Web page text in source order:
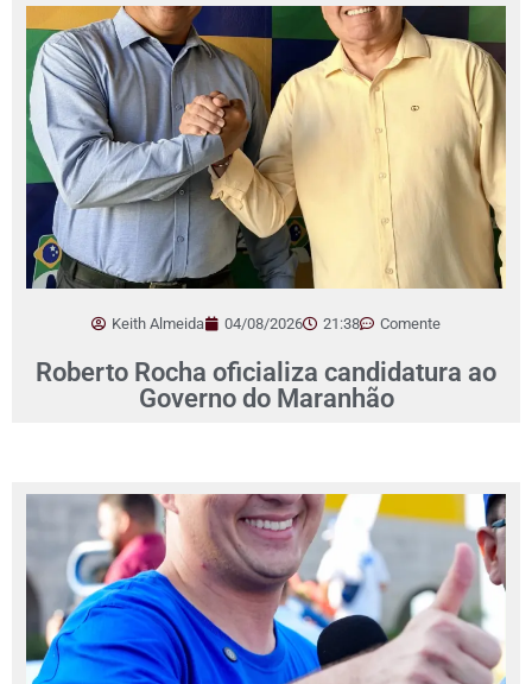
Keith Almeida 04/08/2026 21:38 Comente
Roberto Rocha oficializa candidatura ao
Governo do Maranhão